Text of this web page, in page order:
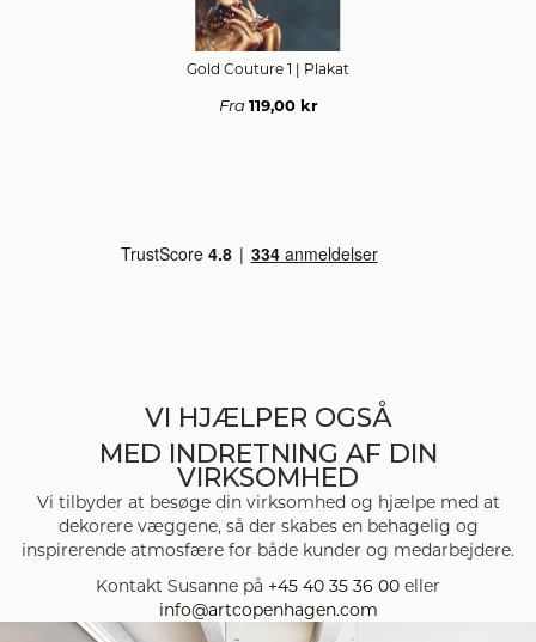
Gold Couture 1 | Plakat
Fra 119,00 kr
VI HJÆLPER OGSÅ
MED INDRETNING AF DIN
VIRKSOMHED
Vi tilbyder at besøge din virksomhed og hjælpe med at
dekorere væggene, så der skabes en behagelig og
inspirerende atmosfære for både kunder og medarbejdere.
Kontakt Susanne på +45 40 35 36 00 eller
info@artcopenhagen.com